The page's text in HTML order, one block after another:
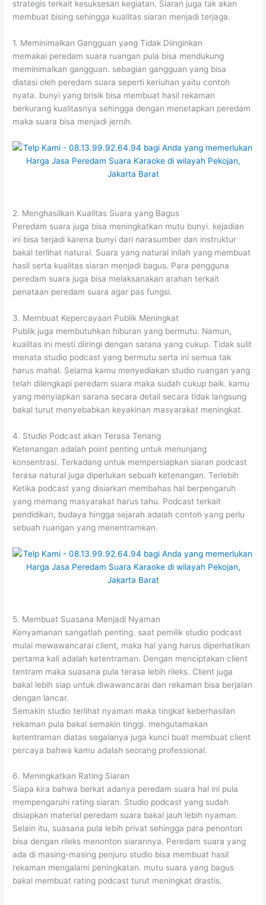
strategis terkait kesuksesan kegiatan. Siaran juga tak akan
membuat bising sehingga kualitas siaran menjadi terjaga.
1. Meminimalkan Gangguan yang Tidak Diinginkan
memakai peredam suara ruangan pula bisa mendukung
meminimalkan gangguan. sebagian gangguan yang bisa
diatasi oleh peredam suara seperti keriuhan yaitu contoh
nyata. bunyi yang brisik bisa membuat hasil rekaman
berkurang kualitasnya sehingga dengan menetapkan peredam
maka suara bisa menjadi jernih.
2. Menghasilkan Kualitas Suara yang Bagus
Peredam suara juga bisa meningkatkan mutu bunyi. kejadian
ini bisa terjadi karena bunyi dari narasumber dan instruktur
bakal terlihat natural. Suara yang natural inilah yang membuat
hasil serta kualitas siaran menjadi bagus. Para pengguna
peredam suara juga bisa melaksanakan arahan terkait
penataan peredam suara agar pas fungsi.
3. Membuat Kepercayaan Publik Meningkat
Publik juga membutuhkan hiburan yang bermutu. Namun,
kualitas ini mesti diiringi dengan sarana yang cukup. Tidak sulit
menata studio podcast yang bermutu serta ini semua tak
harus mahal. Selama kamu menyediakan studio ruangan yang
telah dilengkapi peredam suara maka sudah cukup baik. kamu
yang menyiapkan sarana secara detail secara tidak langsung
bakal turut menyebabkan keyakinan masyarakat meningkat.
4. Studio Podcast akan Terasa Tenang
Ketenangan adalah point penting untuk menunjang
konsentrasi. Terkadang untuk mempersiapkan siaran podcast
terasa natural juga diperlukan sebuah ketenangan. Terlebih
Ketika podcast yang disiarkan membahas hal berpengaruh
yang memang masyarakat harus tahu. Podcast terkait
pendidikan, budaya hingga sejarah adalah contoh yang perlu
sebuah ruangan yang menentramkan.
5. Membuat Suasana Menjadi Nyaman
Kenyamanan sangatlah penting. saat pemilik studio podcast
mulai mewawancarai client, maka hal yang harus diperhatikan
pertama kali adalah ketentraman. Dengan menciptakan client
tentram maka suasana pula terasa lebih rileks. Client juga
bakal lebih siap untuk diwawancarai dan rekaman bisa berjalan
dengan lancar.
Semakin studio terlihat nyaman maka tingkat keberhasilan
rekaman pula bakal semakin tinggi. mengutamakan
ketentraman diatas segalanya juga kunci buat membuat client
percaya bahwa kamu adalah seorang professional.
6. Meningkatkan Rating Siaran
Siapa kira bahwa berkat adanya peredam suara hal ini pula
mempengaruhi rating siaran. Studio podcast yang sudah
disiapkan material peredam suara bakal jauh lebih nyaman.
Selain itu, suasana pula lebih privat sehingga para penonton
bisa dengan rileks menonton siarannya. Peredam suara yang
ada di masing-masing penjuru studio bisa membuat hasil
rekaman mengalami peningkatan. mutu suara yang bagus
bakal membuat rating podcast turut meningkat drastis.